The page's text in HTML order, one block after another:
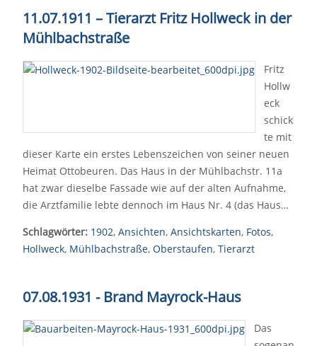
11.07.1911 – Tierarzt Fritz Hollweck in der
Mühlbachstraße
Fritz
Hollw
eck
schick
te mit
dieser Karte ein erstes Lebenszeichen von seiner neuen
Heimat Ottobeuren. Das Haus in der Mühlbachstr. 11a
hat zwar dieselbe Fassade wie auf der alten Aufnahme,
die Arztfamilie lebte dennoch im Haus Nr. 4 (das Haus…
Schlagwörter: 1902, Ansichten, Ansichtskarten, Fotos,
Hollweck, Mühlbachstraße, Oberstaufen, Tierarzt
07.08.1931 - Brand Mayrock-Haus
Das